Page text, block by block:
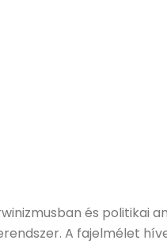
és politikai
A fajelmélet